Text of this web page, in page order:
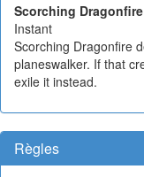
Scorching Dragonfire
Instant
Scorching Dragonfire
planeswalker. If that
exile it instead.
Règles